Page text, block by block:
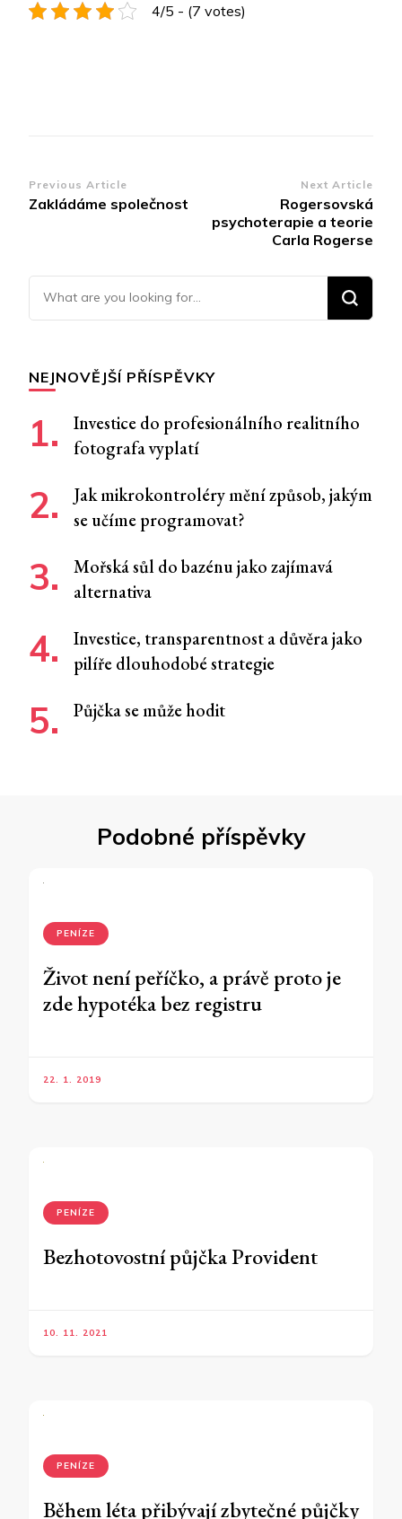
4/5 - (7 votes)
Post
Navigation
Previous Article
Zakládáme společnost
Next Article
Rogersovská
psychoterapie a teorie
Carla Rogerse
Looking for Something?
NEJNOVĚJŠÍ PŘÍSPĚVKY
Investice do profesionálního realitního
fotografa vyplatí
Jak mikrokontroléry mění způsob, jakým
se učíme programovat?
Mořská sůl do bazénu jako zajímavá
alternativa
Investice, transparentnost a důvěra jako
pilíře dlouhodobé strategie
Půjčka se může hodit
Podobné příspěvky
PENÍZE
Život není peříčko, a právě proto je
zde hypotéka bez registru
22. 1. 2019
PENÍZE
Bezhotovostní půjčka Provident
10. 11. 2021
PENÍZE
Během léta přibývají zbytečné půjčky